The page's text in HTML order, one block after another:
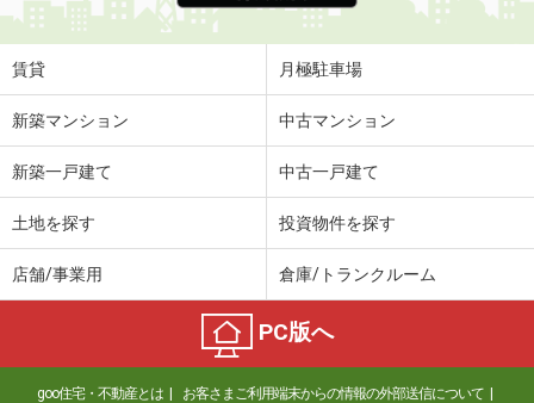
賃貸 月極駐車場
新築マンション 中古マンション
新築一戸建て 中古一戸建て
土地を探す 投資物件を探す
店舗/事業用 倉庫/トランクルーム
PC版へ
goo住宅・不動産とは お客さまご利用端末からの情報の外部送信について